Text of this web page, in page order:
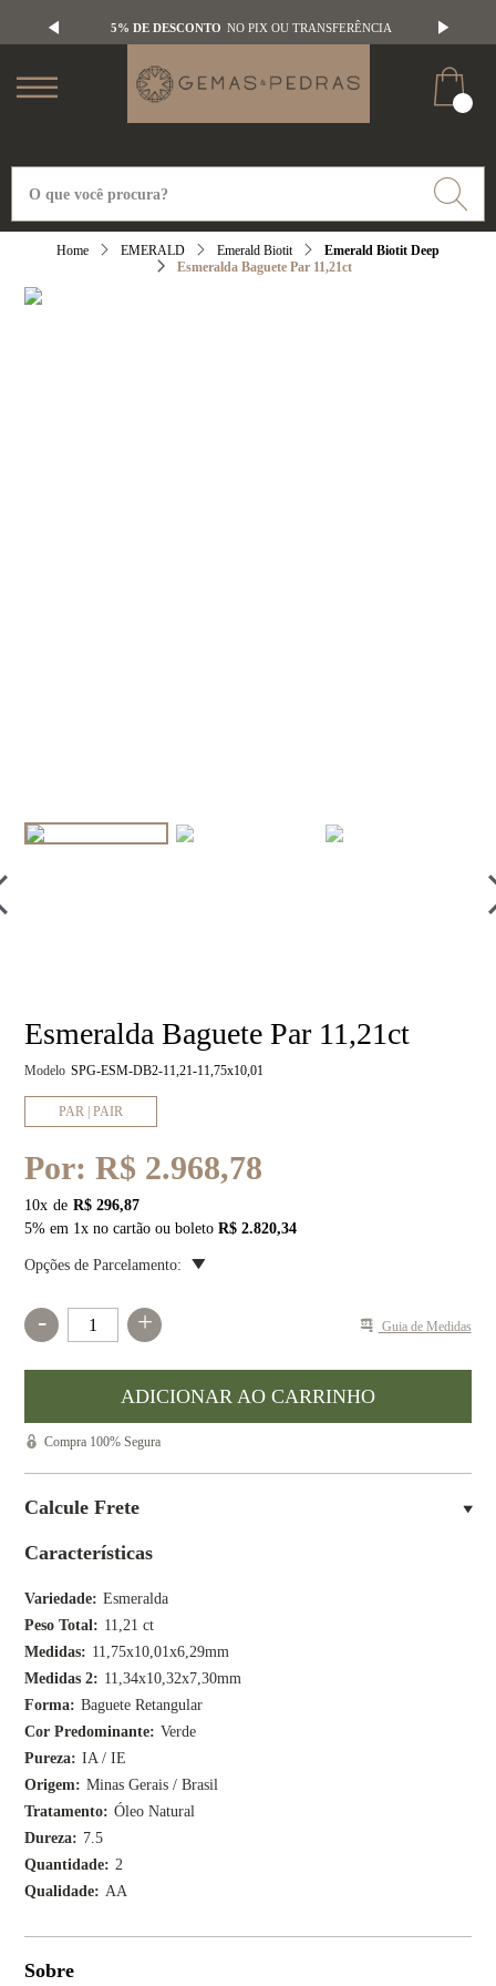
5% DE DESCONTO NO PIX OU TRANSFERÊNCIA
EMERALD Emerald Biotit
Emerald Biotit Deep
Esmeralda Baguete Par 11,21ct
Características
Variedade
Esmeralda
Peso Total
11,21 ct
Medidas
11,75x10,01x6,29mm
Medidas 2
11,34x10,32x7,30mm
Forma
Baguete Retangular
Cor Predominante
Verde
Pureza
IA / IE
Origem
Minas Gerais / Brasil
Tratamento
Óleo Natural
Dureza
7.5
Quantidade
2
Qualidade
AA
Sobre
Esmeralda Baguete Par 11,21ct
Modelo SPG-ESM-DB2-11,21-11,75x10,01
PAR | PAIR
Por:R$ 2.968,78
10x
R$ 296,87
5% em 1x no cartão ou boletoR$ 2.820,34
Opções de Parcelamento:
- + Guia de Medidas
Compra 100% Segura
Calcule Frete